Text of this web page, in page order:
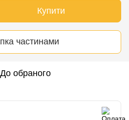
Купити
частинами
До обраного